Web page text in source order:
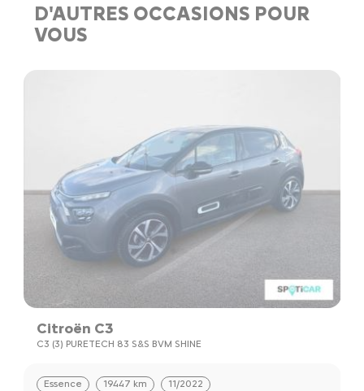
D'AUTRES OCCASIONS POUR
VOUS
Citroën C3
C3 (3) PURETECH 83 S&S BVM SHINE
Essence 19447 km 11/2022